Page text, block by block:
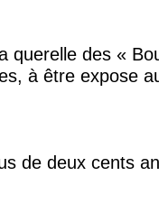
querelle des «
à être expose
de deux cents